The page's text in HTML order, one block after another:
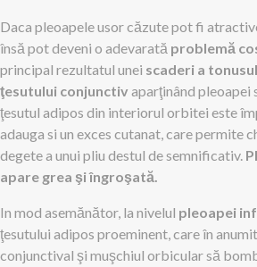
Daca pleoapele usor căzute pot fi
însă pot deveni o adevarată problemă
principal rezultatul unei scaderi a
ţesutului conjunctiv aparţinând pleoapei
ţesutul adipos din interiorul orbitei este
adauga si un exces cutanat, care permite
degete a unui pliu destul de semnificativ.
apare grea şi îngroşată.
In mod asemănător, la nivelul pleoapei
ţesutului adipos proeminent, care în
conjunctival şi muşchiul orbicular să